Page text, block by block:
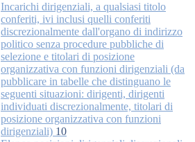
Incarichi dirigenziali, a qualsiasi titolo
conferiti, ivi inclusi quelli conferiti
discrezionalmente dall'organo di indirizzo
politico senza procedure pubbliche di
selezione e titolari di posizione
organizzativa con funzioni dirigenziali (da
pubblicare in tabelle che distinguano le
seguenti situazioni: dirigenti, dirigenti
individuati discrezionalmente, titolari di
posizione organizzativa con funzioni
dirigenziali) 10